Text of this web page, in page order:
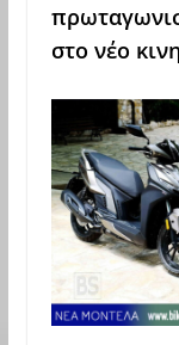
b
o
k
a
d
στο νέο